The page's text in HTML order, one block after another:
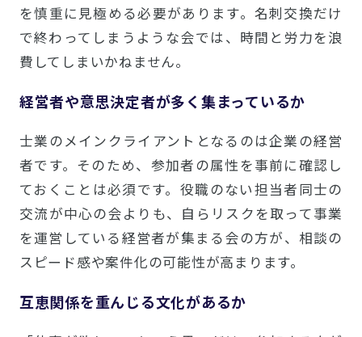
を慎重に見極める必要があります。名刺交換だけ
で終わってしまうような会では、時間と労力を浪
費してしまいかねません。
経営者や意思決定者が多く集まっているか
士業のメインクライアントとなるのは企業の経営
者です。そのため、参加者の属性を事前に確認し
ておくことは必須です。役職のない担当者同士の
交流が中心の会よりも、自らリスクを取って事業
を運営している経営者が集まる会の方が、相談の
スピード感や案件化の可能性が高まります。
互恵関係を重んじる文化があるか